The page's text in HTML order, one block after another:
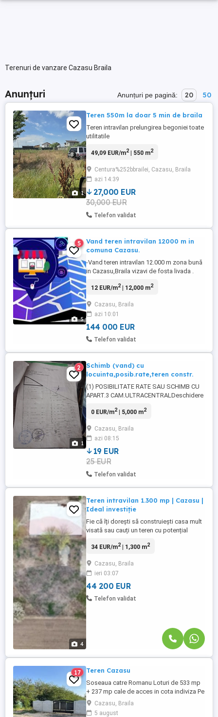
Terenuri de vanzare Cazasu Braila
Anunțuri Anunțuri pe pagină: 20 50
1
Teren 550m la doar 5 min de braila
Teren intravilan prelungirea begoniei toate
utilitatile
49,09 EUR/m2| 550 m2
Centura%252bbrailei, Cazasu, Braila
azi 14:39
27,000 EUR
30,000 EUR
Telefon validat
5
5
Vand teren intravilan 12000 m in
comuna Cazasu.
-Vand teren intravilan 12.000 m zona bună
in Cazasu,Braila vizavi de fosta livada .
m.Disponibil pentru orce tip de
pe watsapp. 144000 euro
12 EUR/m2| 12,000 m2
Cazasu, Braila
azi 10:01
144 000 EUR
Telefon validat
1
2
Schimb (vand) cu
locuinta,posib.rate,teren constr.
(1) POSIBILITATE RATE SAU SCHIMB CU
APART.3 CAM.ULTRACENTRALDeschidere
str.Cimitirului,paralela cu str.Macului ,cu
apartament sau vănd 5000 mp in Cazasu
Nou, T15 P1,langa cartierul rezidential de
case de pe str.Begoniei. (2 ...
0 EUR/m2| 5,000 m2
Cazasu, Braila
azi 08:15
19 EUR
25 EUR
Telefon validat
4
Teren intravilan 1.300 mp | Cazasu |
Ideal investiție
Fie că îți dorești să construiești casa mult
visată sau cauți un teren cu potențial
Cazasu poate fi alegerea potrivită.
dezvoltare, la doar câteva minute de
municipiul Brăila, terenul oferă multiple
posibilități de valorificare. Terenul ...
34 EUR/m2| 1,300 m2
Cazasu, Braila
ieri 03:07
44 200 EUR
Telefon validat
17 Teren Cazasu
Soseaua catre Romanu Loturi de 533 mp
+ 237 mp cale de acces in cota indiviza Pe
sosea trec tevile de apa si gaze. Pe tern
exista un bransament electric.
Cazasu, Braila
5 august